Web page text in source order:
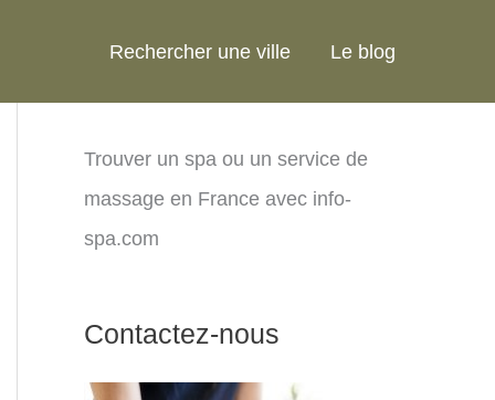
Rechercher une ville Le blog
Trouver un spa ou un service de
massage en France avec info-
spa.com
Contactez-nous